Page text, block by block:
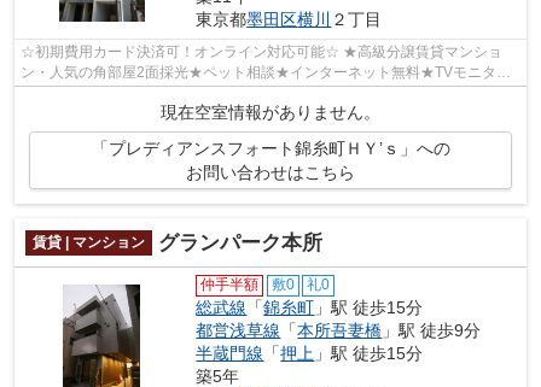
東京都墨田区横川 ２丁目
☆初期費用カード決済可！オンライン対応可能☆ ★高級分譲賃貸マンショ
ン・人気の角部屋2面採光★ペット相談★インターネット無料★TVモニター
現在空室情報がありません。
「プレディアンスフォート錦糸町ＨＹ’ｓ」への
お問い合わせはこちら
賃貸 | マンション グランパーク本所
仲手半額 敷0 礼0
総武線 「錦糸町 」駅 徒歩15分
都営浅草線 「本所吾妻橋 」駅 徒歩9分
半蔵門線 「押上 」駅 徒歩15分
築5年